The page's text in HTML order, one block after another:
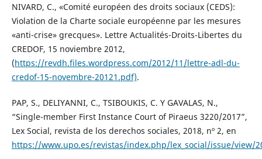
NIVARD, C., «Comité européen des droits sociaux (CEDS):
Violation de la Charte sociale européenne par les mesures
«anti-crise» grecques». Lettre Actualités-Droits-Libertes du
CREDOF, 15 noviembre 2012,
(https://revdh.files.wordpress.com/2012/11/lettre-adl-du-
credof-15-novembre-20121.pdf).
PAP, S., DELIYANNI, C., TSIBOUKIS, C. Y GAVALAS, N.,
“Single-member First Instance Court of Piraeus 3220/2017”,
Lex Social, revista de los derechos sociales, 2018, nº 2, en
https://www.upo.es/revistas/index.php/lex_social/issue/view/